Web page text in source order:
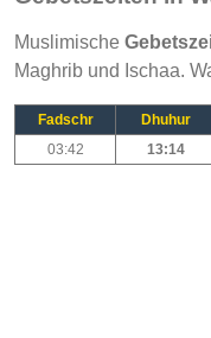
Muslimische
Maghrib und Ischaa.
Fadschr Dhuhur
03:42
13:14